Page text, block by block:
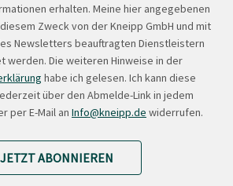
erhalten. Meine hier angegebenen
Zweck von der Kneipp GmbH und mit
Newsletters beauftragten Dienstleistern
werden. Die weiteren Hinweise in der
habe ich gelesen. Ich kann diese
über den Abmelde-Link in jedem
per E-Mail an Info@kneipp.de widerrufen.
JETZT ABONNIEREN